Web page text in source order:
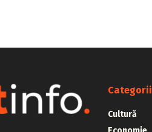
Categorii
Cultură